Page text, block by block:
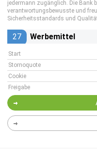
jedermann zugänglich. Die Bank
verantwortungsbewusste und
Sicherheitsstandards und
27 Werbemittel
Start
Stornoquote
Cookie
Freigabe